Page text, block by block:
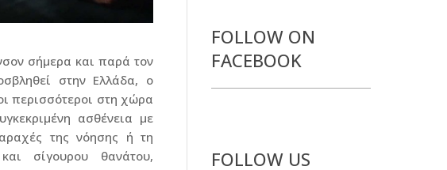
σήμερα και παρά τον
στην Ελλάδα, ο
περισσότεροι στη χώρα
ασθένεια με
της νόησης ή τη
σίγουρου θανάτου,
FOLLOW ON
FACEBOOK
FOLLOW US